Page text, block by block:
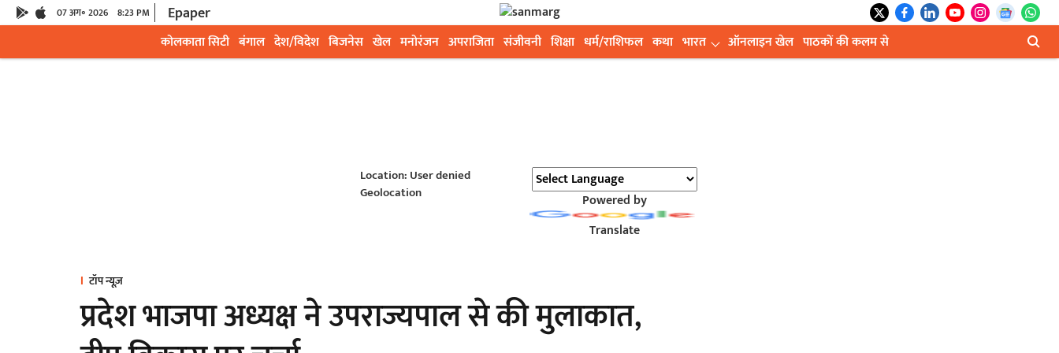
07 अग॰ 2026 8:23 PM Epaper
कोलकाता सिटी बंगाल देश/विदेश बिजनेस खेल मनोरंजन अपराजिता संजीवनी शिक्षा धर्म/राशिफल कथा भारत ऑनलाइन खेल पाठकों की कलम से
Location: User denied
Geolocation
Powered by
Translate
टॉप न्यूज़
प्रदेश भाजपा अध्यक्ष ने उपराज्यपाल से की मुलाकात,